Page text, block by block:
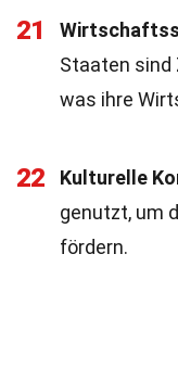
21
Staaten sind
was ihre
22 Kulturelle
genutzt, um
fördern.